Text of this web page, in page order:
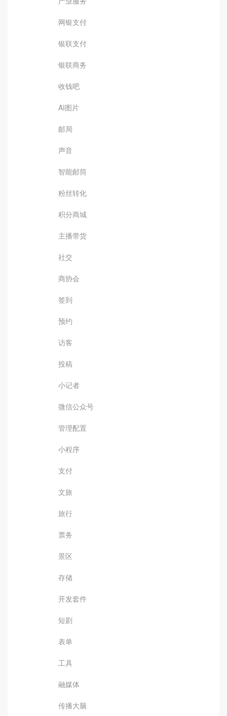
网银支付
银联支付
银联商务
收钱吧
AI图片
邮局
声音
智能邮筒
粉丝转化
积分商城
主播带货
社交
商协会
签到
预约
访客
投稿
小记者
微信公众号
管理配置
小程序
支付
文旅
旅行
票务
景区
存储
开发套件
短剧
表单
工具
融媒体
传播大脑